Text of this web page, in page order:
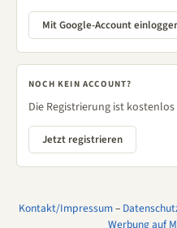
Mit Google-Account
NOCH KEIN ACCOUNT?
Die Registrierung ist
Jetzt registrieren
Kontakt/Impressum–
Werbung auf